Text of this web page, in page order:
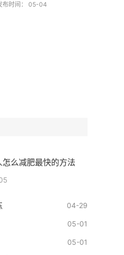
布时间： 05-04
怎么减肥最快的方法
04-29
05-01
05-01